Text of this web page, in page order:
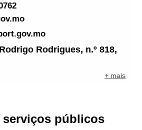
Rodrigues, n.º 818,
+ mais
públicos